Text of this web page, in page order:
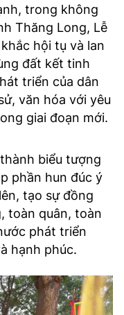
trong không
Thăng Long, Lễ
hội tụ và lan
đất kết tinh
triển của dân
văn hóa với yêu
giai đoạn mới.
biểu tượng
phần hun đúc ý
tạo sự đồng
toàn quân, toàn
phát triển
hạnh phúc.